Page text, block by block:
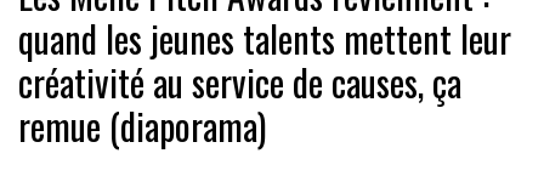
quand les jeunes talents mettent leur
créativité au service de causes, ça
remue (diaporama)